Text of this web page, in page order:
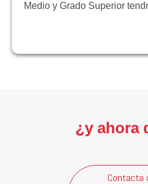
Medio y Grado Superior
¿y ahora
Contacta